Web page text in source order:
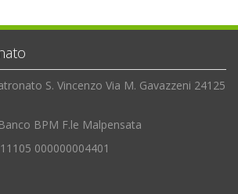
S. Vincenzo Via M. Gavazzeni 24125
BPM F.le Malpensata
000000004401